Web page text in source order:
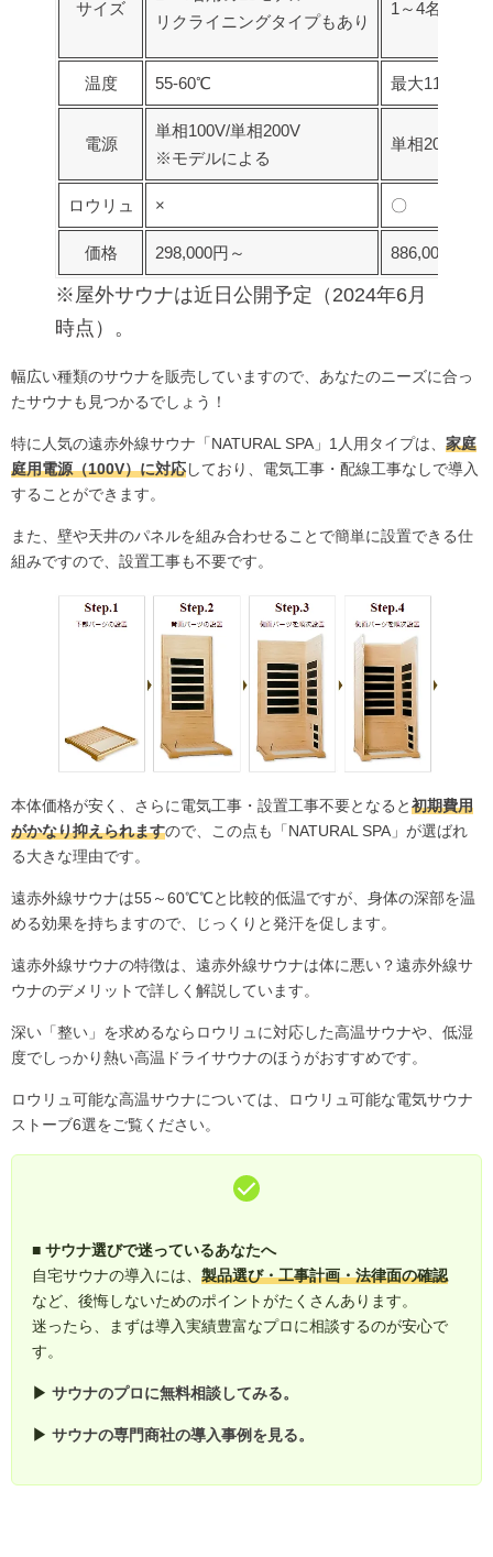
サイズ
リクライニングタイプもあり
1～4名用の6
温度 55-60℃ 最大110℃
電源
単相100V/単相200V
※モデルによる
単相200V
ロウリュ × 〇
価格 298,000円～ 886,000円～
※屋外サウナは近日公開予定（2024年6月
時点）。
幅広い種類のサウナを販売していますので、あなたのニーズに合っ
たサウナも見つかるでしょう！
特に人気の遠赤外線サウナ「NATURAL SPA」1人用タイプは、 家庭
庭用電源（100V）に対応しており、電気工事・配線工事なしで導入
することができます。
また、壁や天井のパネルを組み合わせることで簡単に設置できる仕
組みですので、設置工事も不要です。
本体価格が安く、さらに電気工事・設置工事不要となると初期費用
がかなり抑えられますので、この点も「NATURAL SPA」が選ばれ
る大きな理由です。
遠赤外線サウナは55～60℃℃と比較的低温ですが、身体の深部を温
める効果を持ちますので、じっくりと発汗を促します。
遠赤外線サウナの特徴は、 遠赤外線サウナは体に悪い？遠赤外線サ
ウナのデメリット で詳しく解説しています。
深い「整い」を求めるならロウリュに対応した高温サウナや、低湿
度でしっかり熱い高温ドライサウナのほうがおすすめです。
ロウリュ可能な高温サウナについては、
ロウリュ可能な電気サウナ
ストーブ6選をご覧ください。
■ サウナ選びで迷っているあなたへ
自宅サウナの導入には、 製品選び・工事計画・法律面の確認
など、後悔しないためのポイントがたくさんあります。
迷ったら、まずは導入実績豊富なプロに相談するのが安心で
す。
▶ サウナのプロに無料相談してみる。
▶ サウナの専門商社の導入事例を見る。